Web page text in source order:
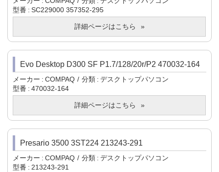
型番
SC229000 357352-295
詳細ページはこちら
Evo Desktop D300 SF P1.7/128/20r/P2 470032-164
メーカー COMPAQ 分類
デスクトップパソコン
型番
470032-164
詳細ページはこちら
Presario 3500 3ST224 213243-291
メーカー COMPAQ 分類
デスクトップパソコン
型番
213243-291